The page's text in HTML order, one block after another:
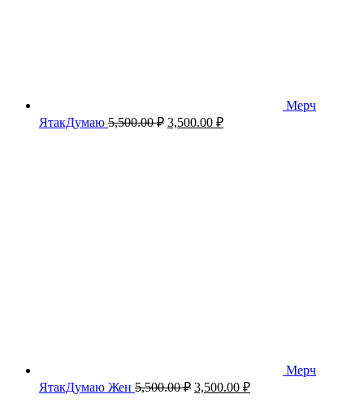
Мерч
ЯтакДумаю 5,500.00₽ Первоначальная
3,500.00 ₽Текущая
Мерч
ЯтакДумаю Жен 5,500.00₽ Первоначальная
3,500.00 ₽Текущая